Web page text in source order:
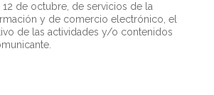
de octubre, de servicios de la
y de comercio electrónico, el
de las actividades y/o contenidos